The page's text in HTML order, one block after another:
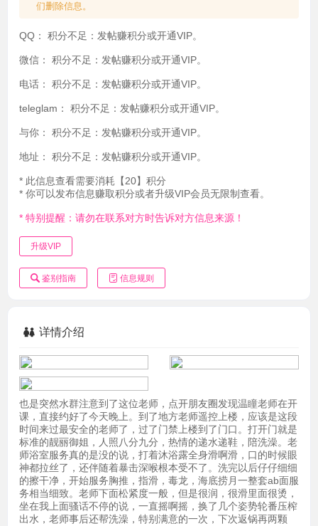
们删除信息。
QQ： 积分不足：发帖赚积分或开通VIP。
微信： 积分不足：发帖赚积分或开通VIP。
电话： 积分不足：发帖赚积分或开通VIP。
teleglam： 积分不足：发帖赚积分或开通VIP。
与你： 积分不足：发帖赚积分或开通VIP。
地址： 积分不足：发帖赚积分或开通VIP。
* 此信息查看需要消耗【20】积分
* 你可以发布信息赚取积分或者升级VIP会员无限制查看。
* 特别提醒：请勿在联系对方时告诉对方信息来源！
升级VIP
鉴别指南 信息规则
详情介绍
也是突然水群注意到了这位老师，点开朋友圈发现温瞳老师在开
课，直接约好了今天晚上。到了地方老师遥控上楼，应该是这段
时间来过最安全的老师了，过了门禁上楼到了门口。打开门就是
标准的靓丽御姐，人照八分九分，热情的递水递鞋，陪洗澡。老
师浴室服务真的是没的说，打着沐浴露全身滑啊滑，口的时候眼
神都拉丝了，还伴随着暴击深喉根本受不了。洗完以后仔仔细细
的擦干净，开始服务胸推，指滑，毒龙，海底捞月一整套ab面服
务相当细致。老师下面松紧度一般，但是很润，很滑里面很烫，
坐在我上面骚话不停的说，一直摇啊摇，换了几个姿势轮番压榨
出水，老师事后还帮洗澡，特别满意的一次，下次返锅再两颗